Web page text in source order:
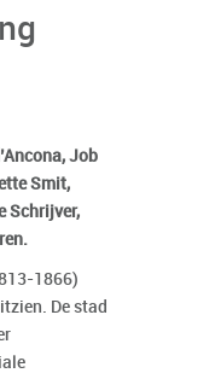
Job
Smit,
Schrijver,
1866)
De stad